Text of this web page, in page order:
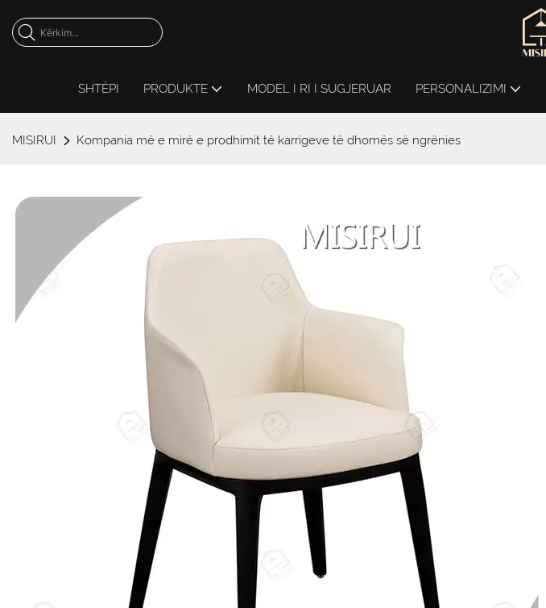
SHTËPI PRODUKTE MODEL I RI I SUGJERUAR PERSONALIZIMI
MISIRUI Kompania më e mirë e prodhimit të karrigeve të dhomës së ngrënies